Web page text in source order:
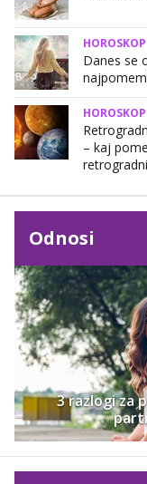
HOROSKOP
Danes se
HOROSKOP
– kaj
Odnosi
3 razlogi za